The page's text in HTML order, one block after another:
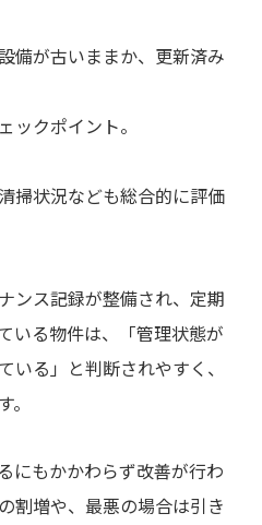
が古いままか、更新済み
クポイント。
状況なども総合的に評価
ンス記録が整備され、定期
いる物件は、「管理状態が
いる」と判断されやすく、
にもかかわらず改善が行わ
割増や、最悪の場合は引き